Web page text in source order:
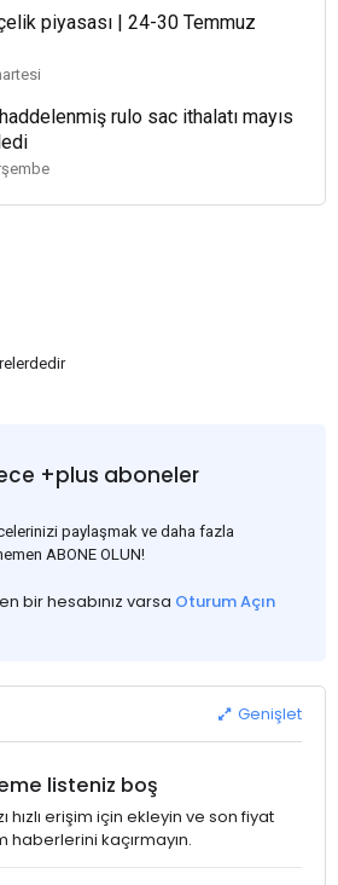
piyasası | 24-30 Temmuz
rulo sac ithalatı mayıs
+plus aboneler
paylaşmak ve daha fazla
ABONE OLUN!
bir hesabınız varsa Oturum Açın
Genişlet
listeniz boş
hızlı erişim için ekleyin ve son fiyat
haberlerini kaçırmayın.